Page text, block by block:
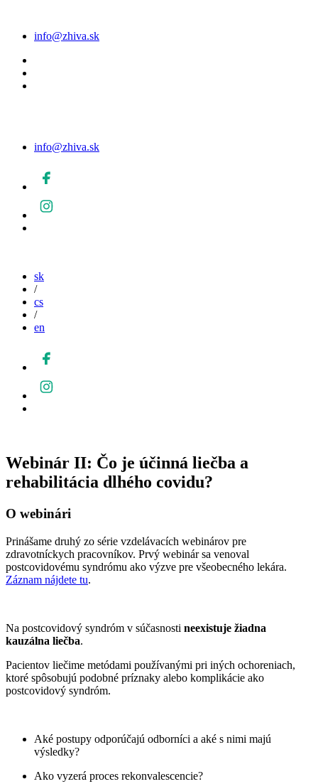
info@zhiva.sk
info@zhiva.sk
sk
/
cs
/
en
Webinár II: Čo je účinná liečba a
rehabilitácia dlhého covidu?
O webinári
Prinášame druhý zo série vzdelávacích webinárov pre
zdravotníckych pracovníkov. Prvý webinár sa venoval
postcovidovému syndrómu ako výzve pre všeobecného lekára.
Záznam nájdete tu.
Na postcovidový syndróm v súčasnosti neexistuje žiadna
kauzálna liečba.
Pacientov liečime metódami používanými pri iných ochoreniach,
ktoré spôsobujú podobné príznaky alebo komplikácie ako
postcovidový syndróm.
Aké postupy odporúčajú odborníci a aké s nimi majú
výsledky?
Ako vyzerá proces rekonvalescencie?